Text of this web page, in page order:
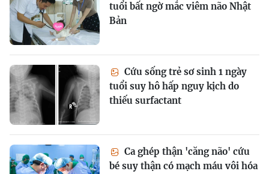
tuổi bất ngờ mắc viêm não Nhật
Bản
Cứu sống trẻ sơ sinh 1 ngày
tuổi suy hô hấp nguy kịch do
thiếu surfactant
Ca ghép thận 'căng não' cứu
bé suy thận có mạch máu vôi hóa